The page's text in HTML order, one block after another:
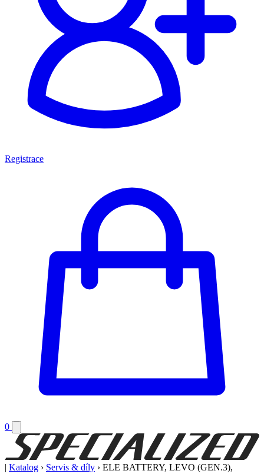
Registrace
0
| Katalog › Servis & díly › ELE BATTERY, LEVO (GEN.3),